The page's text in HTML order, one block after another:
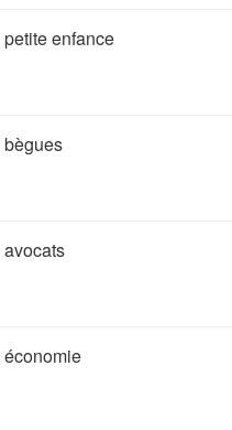
petite enfance
bègues
avocats
économie